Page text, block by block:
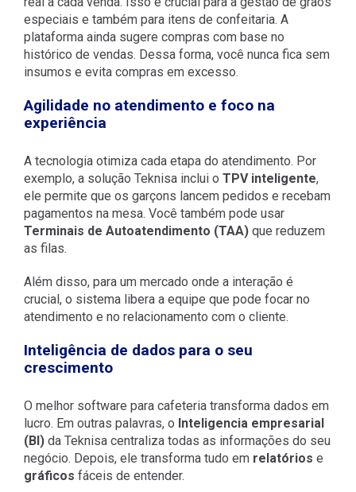
especiais e também para itens de confeitaria. A
plataforma ainda sugere compras com base no
histórico de vendas. Dessa forma, você nunca fica sem
insumos e evita compras em excesso.
Agilidade no atendimento e foco na
experiência
A tecnologia otimiza cada etapa do atendimento. Por
exemplo, a solução Teknisa inclui o TPV inteligente,
ele permite que os garçons lancem pedidos e recebam
pagamentos na mesa. Você também pode usar
Terminais de Autoatendimento (TAA)que reduzem
as filas.
Além disso, para um mercado onde a interação é
crucial, o sistema libera a equipe que pode focar no
atendimento e no relacionamento com o cliente.
Inteligência de dados para o seu
crescimento
O melhor software para cafeteria transforma dados em
lucro. Em outras palavras, o Inteligencia empresarial
(BI)da Teknisa centraliza todas as informações do seu
negócio. Depois, ele transforma tudo em relatórios e
gráficos fáceis de entender.